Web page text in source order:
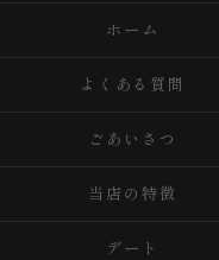
ホーム
よくある質問
ごあいさつ
当店の特徴
デート